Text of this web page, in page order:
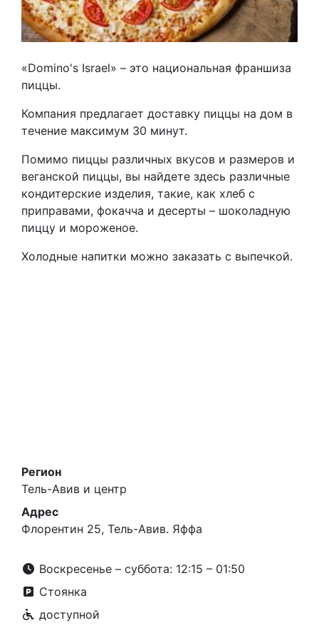
«Domino's Israel» – это национальная франшиза
пиццы.
Компания предлагает доставку пиццы на дом в
течение максимум 30 минут.
Помимо пиццы различных вкусов и размеров и
веганской пиццы, вы найдете здесь различные
кондитерские изделия, такие, как хлеб с
приправами, фокачча и десерты – шоколадную
пиццу и мороженое.
Холодные напитки можно заказать с выпечкой.
Регион
Тель-Авив и центр
Адрес
Флорентин 25, Тель-Авив. Яффа
Воскресенье – суббота: 12:15 – 01:50
Стоянка
доступной